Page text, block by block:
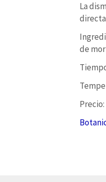
La
de